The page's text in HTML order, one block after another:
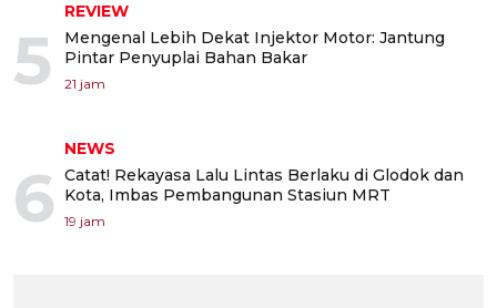
5
REVIEW
Mengenal Lebih Dekat Injektor Motor: Jantung
Pintar Penyuplai Bahan Bakar
21 jam
6
NEWS
Catat! Rekayasa Lalu Lintas Berlaku di Glodok dan
Kota, Imbas Pembangunan Stasiun MRT
19 jam